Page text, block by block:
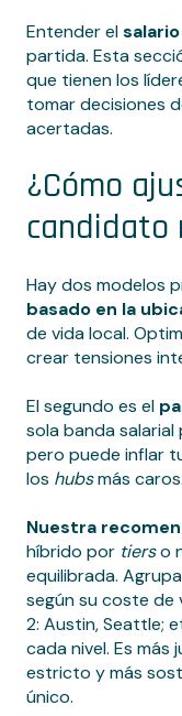
Entender elsalario
partida. Esta
que tienen los
tomar decisiones
acertadas.
¿Cómo
candidato
Hay dos modelos
basado en la
de vida local.
crear tensiones
El segundo es el
sola banda
pero puede inflar
los hubsmás caros.
Nuestra
híbrido por tierso
equilibrada.
según su coste de
2: Austin, Seattle;
cada nivel. Es
estricto y más
único.